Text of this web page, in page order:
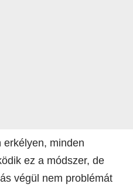
erkélyen, minden
ez a módszer, de
végül nem problémát